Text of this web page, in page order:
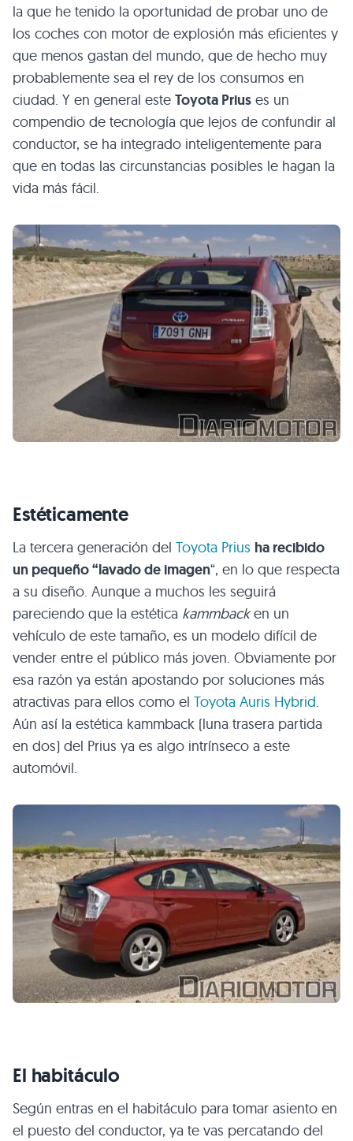
la que he tenido la oportunidad de probar uno de
los coches con motor de explosión más eficientes y
que menos gastan del mundo, que de hecho muy
probablemente sea el rey de los consumos en
ciudad. Y en general este Toyota Prius es un
compendio de tecnología que lejos de confundir al
conductor, se ha integrado inteligentemente para
que en todas las circunstancias posibles le hagan la
vida más fácil.
Estéticamente
La tercera generación del Toyota Prius ha recibido
un pequeño “lavado de imagen“, en lo que respecta
a su diseño. Aunque a muchos les seguirá
pareciendo que la estética kammbacken un
vehículo de este tamaño, es un modelo difícil de
vender entre el público más joven. Obviamente por
esa razón ya están apostando por soluciones más
atractivas para ellos como el Toyota Auris Hybrid.
Aún así la estética kammback (luna trasera partida
en dos) del Prius ya es algo intrínseco a este
automóvil.
El habitáculo
Según entras en el habitáculo para tomar asiento en
el puesto del conductor, ya te vas percatando del